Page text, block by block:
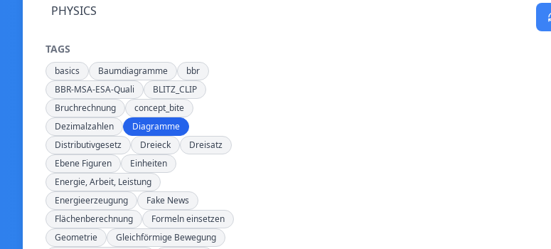
PHYSICS
TAGS
basics Baumdiagramme
bbr
BBR-MSA-ESA-Quali
BLITZ_CLIP
Bruchrechnung
concept_bite
Dezimalzahlen
Diagramme
Distributivgesetz
Dreieck
Dreisatz
Ebene Figuren
Einheiten
Energie, Arbeit, Leistung
Energieerzeugung
Fake News
Flächenberechnung
Formeln einsetzen
Geometrie
Gleichförmige Bewegung